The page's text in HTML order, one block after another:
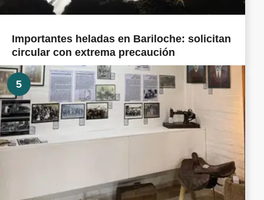
Importantes heladas en Bariloche: solicitan
circular con extrema precaución
5